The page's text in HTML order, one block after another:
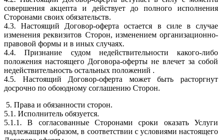
совершения акцепта и действует до полного исполнения
Сторонами своих обязательств.
4.3. Настоящий Договор-оферта остается в силе в случае
изменения реквизитов Сторон, изменением организационно-
правовой формы и в иных случаях.
4.4. Признание судом недействительности какого-либо
положения настоящего Договора-оферты не влечет за собой
недействительность остальных положений .
4.5. Настоящий Договор-оферта может быть расторгнут
досрочно по обоюдному соглашению Сторон.
5. Права и обязанности сторон.
5.1. Исполнитель обязуется.
5.1.1. В согласованные Сторонами сроки оказать Услуги
надлежащим образом, в соответствии с условиями настоящего